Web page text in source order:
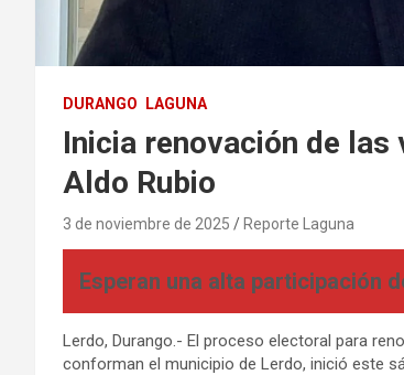
DURANGO LAGUNA
Inicia renovación de
Aldo Rubio
3 de noviembre de 2025 Reporte Laguna
Esperan una alta participación
Lerdo, Durango.- El proceso electoral para
conforman el municipio de Lerdo, inició este